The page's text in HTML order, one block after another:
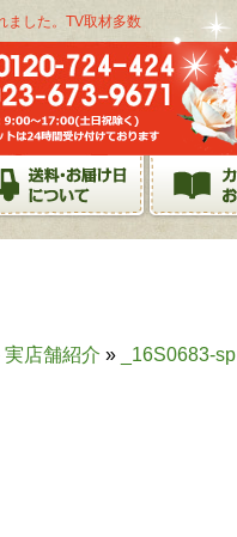
ました。TV取材多数
実店舗紹介 » _16S0683-sp